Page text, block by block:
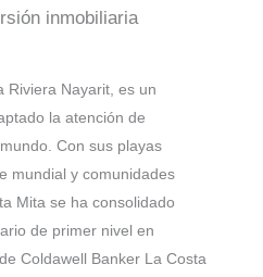
inmobiliaria
Riviera Nayarit, es un
la atención de
Con sus playas
mundial y comunidades
Mita se ha consolidado
de primer nivel en
Coldawell Banker La Costa